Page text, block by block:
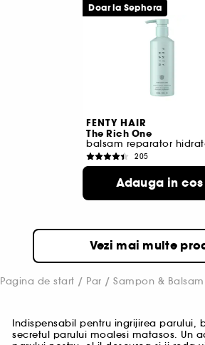
FENTY HAIR
The Rich One
balsam reparator
205
187,00 Lei
62,33 Lei /100ml
Adauga in cos
Doar la Sephora
Vezi mai multe
Pagina de start Par Sampon & Balsam
Indispensabil pentru ingrijirea parului,
secretul parului moalesi matasos. Un